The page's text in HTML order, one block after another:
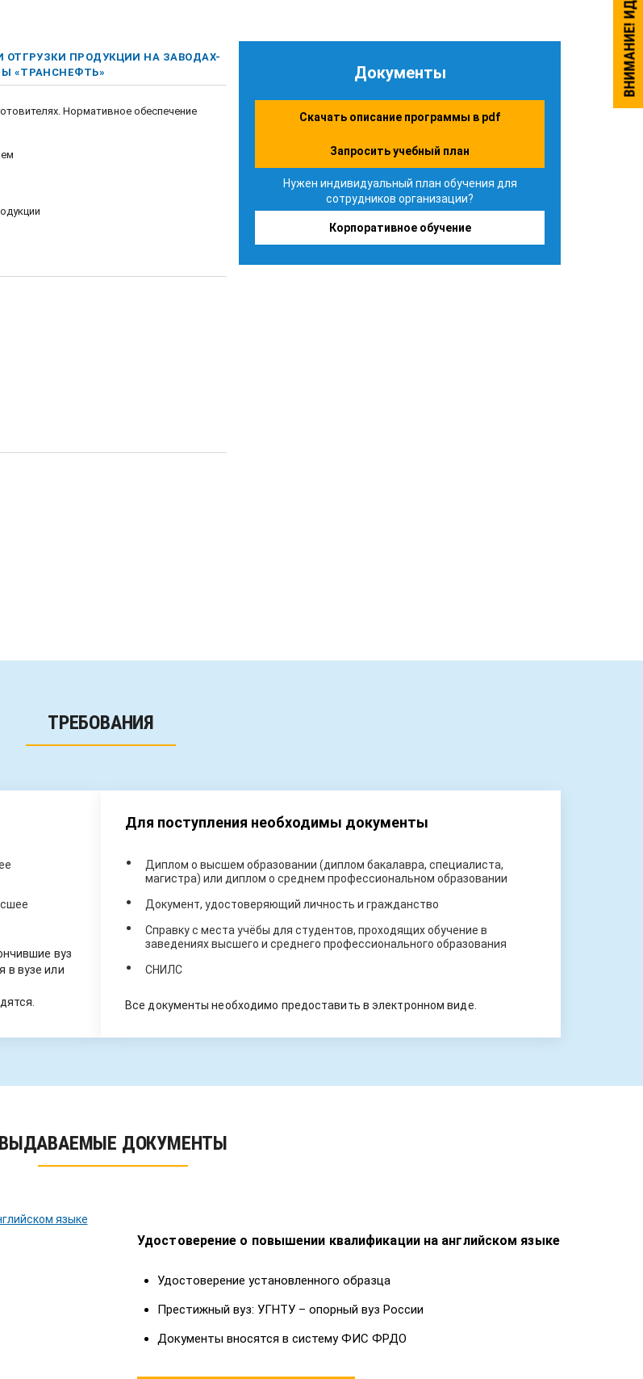
ПРОДУКЦИИ НА ЗАВОДАХ-
«ТРАНСНЕФТЬ»
Нормативное обеспечение
Документы
Скачать описание программы в pdf
Запросить учебный план
Нужен индивидуальный план обучения для
сотрудников организации?
Корпоративное обучение
ТРЕБОВАНИЯ
вуз
в вузе или
Для поступления необходимы документы
Диплом о высшем образовании (диплом бакалавра, специалиста,
магистра) или диплом о среднем профессиональном образовании
Документ, удостоверяющий личность и гражданство
Справку с места учёбы для студентов, проходящих обучение в
заведениях высшего и среднего профессионального образования
СНИЛС
Все документы необходимо предоставить в электронном виде.
ВЫДАВАЕМЫЕ ДОКУМЕНТЫ
Удостоверение о повышении квалификации на английском языке
Удостоверение установленного образца
Престижный вуз: УГНТУ – опорный вуз России
Документы вносятся в систему ФИС ФРДО